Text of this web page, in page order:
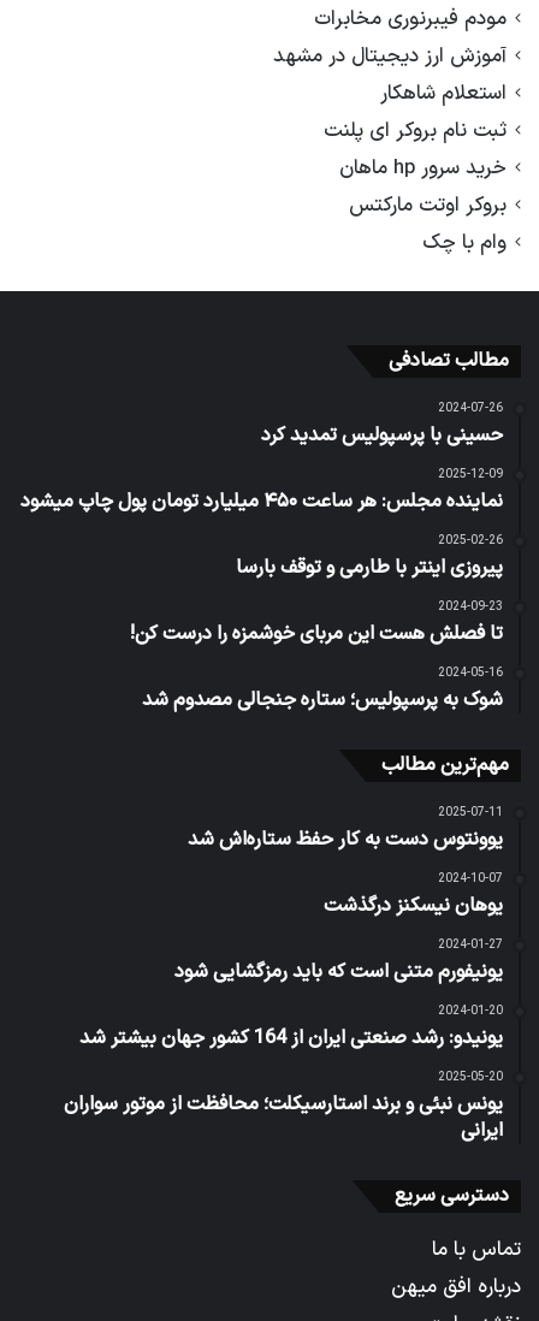
مودم فیبرنوری مخابرات
آموزش ارز دیجیتال در مشهد
استعلام شاهکار
ثبت نام بروکر ای پلنت
خرید سرور hp ماهان
بروکر اوتت مارکتس
وام با چک
مطالب تصادفی
2024-07-26
حسینی با پرسپولیس تمدید کرد
2025-12-09
نماینده مجلس: هر ساعت ۴۵۰ میلیارد تومان پول چاپ میشود
2025-02-26
پیروزی اینتر با طارمی و توقف بارسا
2024-09-23
تا فصلش هست این مربای خوشمزه را درست کن!
2024-05-16
شوک به پرسپولیس؛ ستاره جنجالی مصدوم شد
مهم‌ترین مطالب
2025-07-11
یوونتوس دست به کار حفظ ستاره‌اش شد
2024-10-07
یوهان نیسکنز درگذشت
2024-01-27
یونیفورم متنی است که باید رمزگشایی شود
2024-01-20
یونیدو: رشد صنعتی ایران از 164 کشور جهان بیشتر شد
2025-05-20
یونس نبئی و برند استارسیکلت؛ محافظت از موتور سواران
ایرانی
دسترسی سریع
تماس با ما
درباره افق میهن